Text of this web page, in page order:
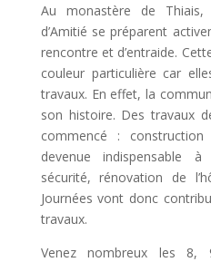
Au monastère de Thiais,
d’Amitié se préparent
rencontre et d’entraide.
couleur particulière car
travaux. En effet, la
son histoire. Des travaux
commencé : construction
devenue indispensable
sécurité, rénovation de
Journées vont donc
travaux.
Venez nombreux les